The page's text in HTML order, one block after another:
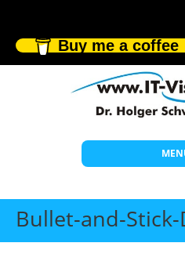
Buy me a coffee
Start
Themen
Bullet-and-